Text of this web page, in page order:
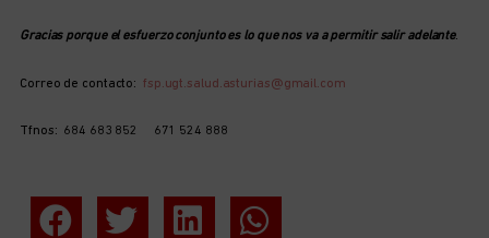
Gracias porque el esfuerzo conjunto es lo que nos va a permitir salir adelante.
Correo de contacto: fsp.ugt.salud.asturias@gmail.com
Tfnos: 684 683 852 671 524 888